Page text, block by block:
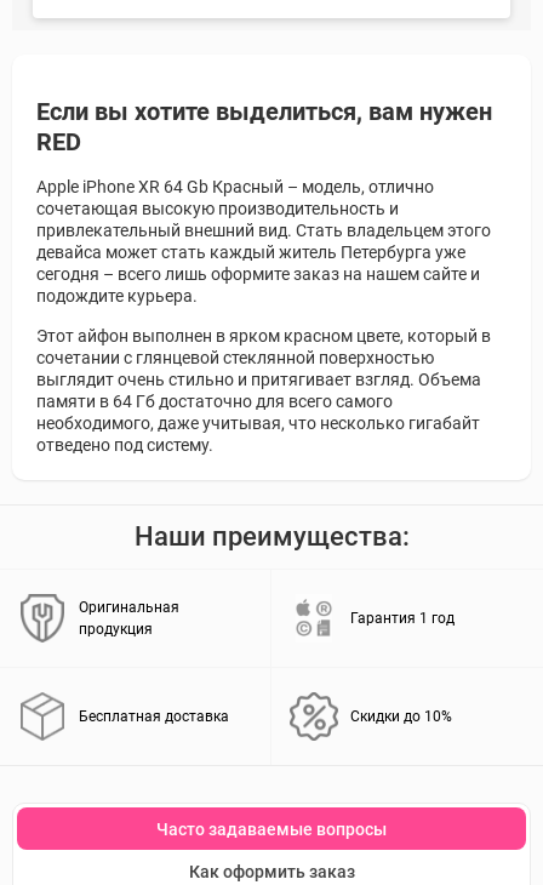
Если вы хотите выделиться, вам нужен
RED
Apple iPhone XR 64 Gb Красный – модель, отлично
сочетающая высокую производительность и
привлекательный внешний вид. Стать владельцем этого
девайса может стать каждый житель Петербурга уже
сегодня – всего лишь оформите заказ на нашем сайте и
подождите курьера.
Этот айфон выполнен в ярком красном цвете, который в
сочетании с глянцевой стеклянной поверхностью
выглядит очень стильно и притягивает взгляд. Объема
памяти в 64 Гб достаточно для всего самого
необходимого, даже учитывая, что несколько гигабайт
отведено под систему.
Наши преимущества:
Оригинальная
продукция
Гарантия 1 год
Бесплатная доставка Скидки до 10%
Часто задаваемые вопросы
Как оформить заказ